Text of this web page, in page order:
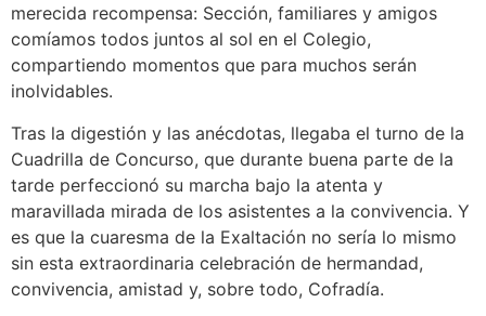
merecida recompensa: Sección, familiares y amigos
comíamos todos juntos al sol en el Colegio,
compartiendo momentos que para muchos serán
inolvidables.
Tras la digestión y las anécdotas, llegaba el turno de la
Cuadrilla de Concurso, que durante buena parte de la
tarde perfeccionó su marcha bajo la atenta y
maravillada mirada de los asistentes a la convivencia. Y
es que la cuaresma de la Exaltación no sería lo mismo
sin esta extraordinaria celebración de hermandad,
convivencia, amistad y, sobre todo, Cofradía.